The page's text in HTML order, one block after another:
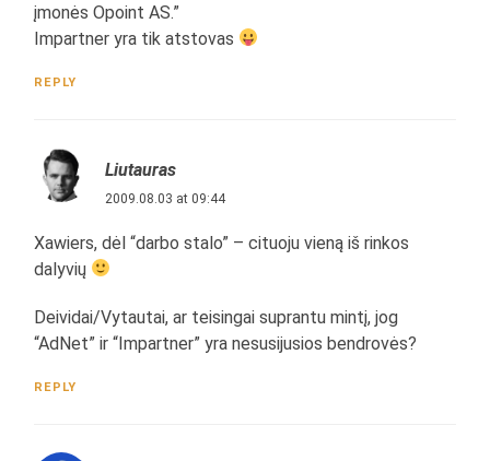
įmonės Opoint AS.”
Impartner yra tik atstovas
REPLY
Liutauras
2009.08.03 at 09:44
Xawiers, dėl “darbo stalo” – cituoju vieną iš rinkos
dalyvių
Deividai/Vytautai, ar teisingai suprantu mintį, jog
“AdNet” ir “Impartner” yra nesusijusios bendrovės?
REPLY